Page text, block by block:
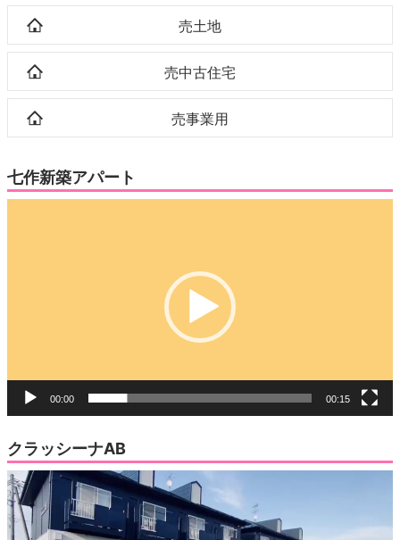
売土地
売中古住宅
売事業用
七作新築アパート
00:00 00:15
クラッシーナAB
動
画
プ